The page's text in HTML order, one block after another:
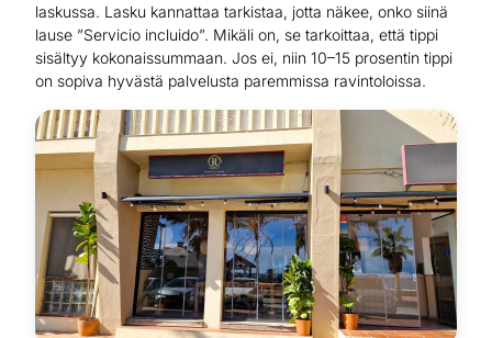
laskussa. Lasku kannattaa tarkistaa, jotta näkee, onko siinä
lause ”Servicio incluido”. Mikäli on, se tarkoittaa, että tippi
sisältyy kokonaissummaan. Jos ei, niin 10–15 prosentin tippi
on sopiva hyvästä palvelusta paremmissa ravintoloissa.